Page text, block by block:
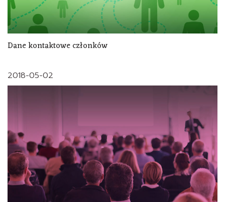
Dane kontaktowe członków
2018-05-02